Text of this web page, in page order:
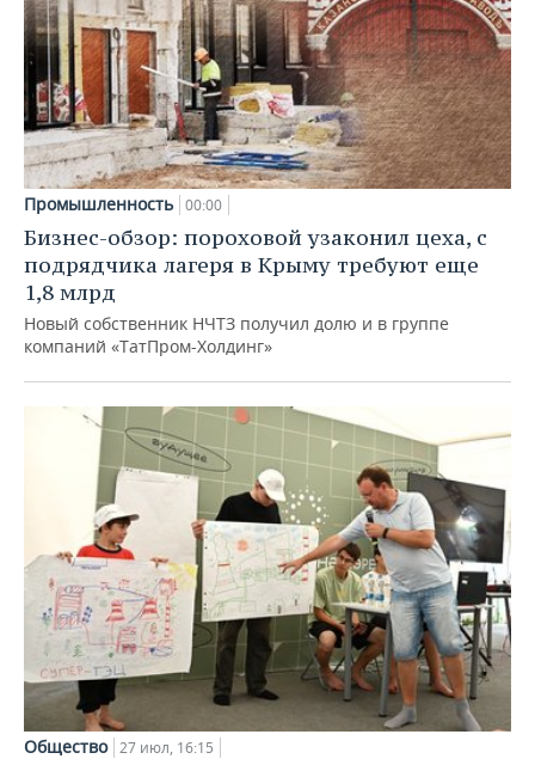
Промышленность 00:00
Бизнес-обзор: пороховой узаконил цеха, с
подрядчика лагеря в Крыму требуют еще
1,8 млрд
Новый собственник НЧТЗ получил долю и в группе
компаний «ТатПром-Холдинг»
Общество 27 июл, 16:15